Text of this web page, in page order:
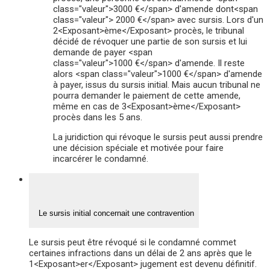
class="valeur">3000 €</span> d'amende dont<span
class="valeur"> 2000 €</span> avec sursis. Lors d'un
2<Exposant>ème</Exposant> procès, le tribunal
décidé de révoquer une partie de son sursis et lui
demande de payer <span
class="valeur">1000 €</span> d'amende. Il reste
alors <span class="valeur">1000 €</span> d'amende
à payer, issus du sursis initial. Mais aucun tribunal ne
pourra demander le paiement de cette amende,
même en cas de 3<Exposant>ème</Exposant>
procès dans les 5 ans.
La juridiction qui révoque le sursis peut aussi prendre
une décision spéciale et motivée pour faire
incarcérer le condamné.
Le sursis initial concernait une contravention
Le sursis peut être révoqué si le condamné commet
certaines infractions dans un délai de 2 ans après que le
1<Exposant>er</Exposant> jugement est devenu définitif.